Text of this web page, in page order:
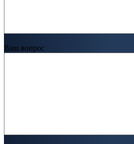
Ваш вопрос